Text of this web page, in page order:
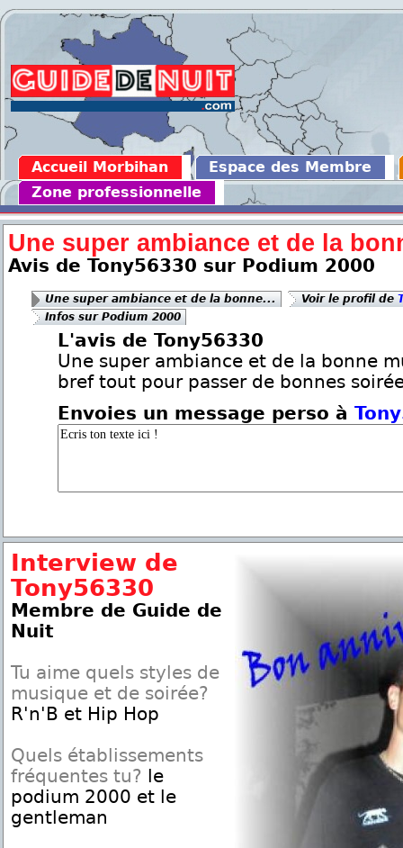
Accueil Morbihan
Espace des Membre
Zone professionnelle
Une super ambiance et de la
Avis de Tony56330 sur Podium 2000
Une super ambiance et de la bonne... Voir le profil de
Infos sur Podium 2000
L'avis de Tony56330
Une super ambiance et de la bonne
bref tout pour passer de bonnes
Envoies un message perso à
Interview de
Tony56330
Membre de Guide de
Nuit
Tu aime quels styles de
musique et de soirée?
R'n'B et Hip Hop
Quels établissements
fréquentes tu? le
podium 2000 et le
gentleman